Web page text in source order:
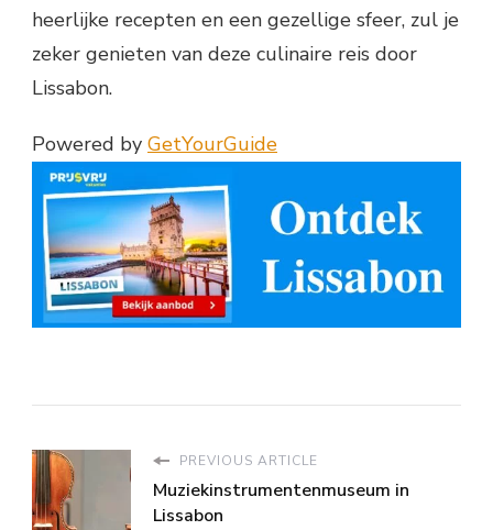
heerlijke recepten en een gezellige sfeer, zul je
zeker genieten van deze culinaire reis door
Lissabon.
Powered by GetYourGuide
PREVIOUS ARTICLE
Muziekinstrumentenmuseum in
Lissabon